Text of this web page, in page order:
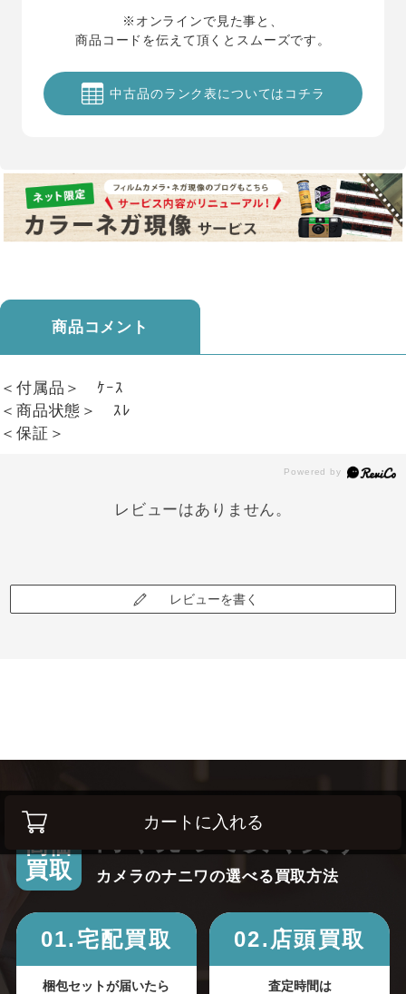
カートに入れる
※オンラインで見た事と、
商品コードを伝えて頂くとスムーズです。
中古品のランク表についてはコチラ
商品コメント
＜付属品＞ ｹｰｽ
＜商品状態＞ ｽﾚ
＜保証＞
レビューはありません。
レビューを書く
高価
買取
高く売って安く買う！
カメラのナニワの選べる買取方法
01.宅配買取
梱包セットが届いたら
02.店頭買取
査定時間は